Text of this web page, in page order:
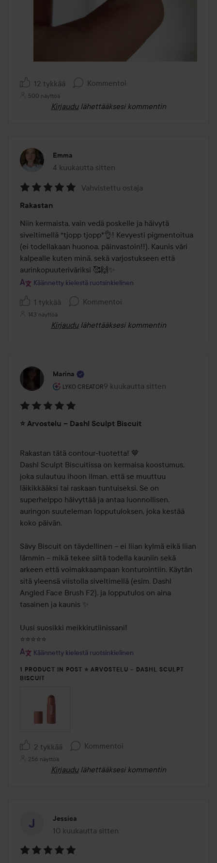
12 tykkää Kommentoi
500 näyttöä
Kirjaudu lähettääksesi kommentin
Emma
4 kuukautta sitten
Viesti luotiin 4 kuukautta sitten
5
/
5
Vahvistettu ostaja
Rakastan
Niin kermaista, vain vedä poskelle ja häivytä
siveltimellä *tjopp tjopp*👌! Kevyesti pigmentoitua
(ei todellakaan huonoa, päinvastoin!!). Kaunis väri
kalpealle kuten minä, sekä varjostukseen että
aurinkopuuteriväriksi 🥰🙌✨️
Käännetty kielestä ruotsinkielinen
1 tykkää Kommentoi
143 näyttöä
Kirjaudu lähettääksesi kommentin
Marina
LYKO CREATOR
Käyttäjän rooli: Lyko Creator.
9 kuukautta sitten
Viesti luotiin 9 kuukautta sitten
5
5
⭐ Arvostelu – Dashl Sculpt Biscuit
Rakastan tätä contour-tuotetta! 🤎
Dashl Sculpt Biscuitissa on kermaisa koostumus,
joka sulautuu ihoon ilman, että se muuttuu
läikikkääksi tai raskaan tuntuiseksi. Se on
superhelppo häivyttää ja antaa luonnollisen,
auringon suuteleman lopputuloksen, joka kestää
koko päivän.
Sävy Biscuit on täydellinen – ei liian kylmä eikä liian
lämmin – mikä tekee siitä todella kauniin sekä
arkeen että voimakkaampaan konturointiin. Käytän
sitä yleensä viistolla siveltimellä (esim. Dashl
Angled Face Brush F2), ja lopputulos on aina
tasainen ja kaunis ✨
Uusi suosikki meikkirutiinissani!
Käännetty kielestä ruotsinkielinen
1 PRODUCT IN POST ⭐ ARVOSTELU – DASHL SCULPT
BISCUIT
2 tykkää Kommentoi
256 näyttöä
Kirjaudu lähettääksesi kommentin
Jessica
10 kuukautta sitten
Viesti luotiin 10 kuukautta sitten